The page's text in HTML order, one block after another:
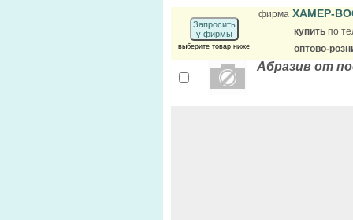
Запросить
у фирмы
выберите товар ниже
фирма ХАМЕР-
купить по
оптово-
Абразив от